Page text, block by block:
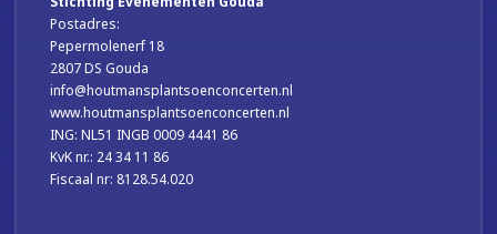
Postadres:
Pepermolenerf 18
2807 DS Gouda
info@houtmansplantsoenconcerten.nl
www.houtmansplantsoenconcerten.nl
ING: NL51 INGB 0009 4441 86
KvK nr.: 24 34 11 86
Fiscaal nr: 8128.54.020